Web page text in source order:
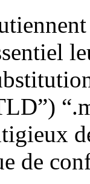
de